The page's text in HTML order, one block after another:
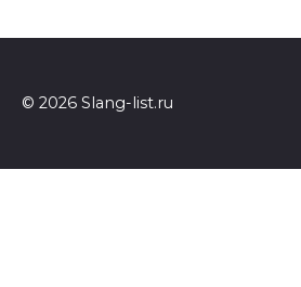
© 2026 Slang-list.ru